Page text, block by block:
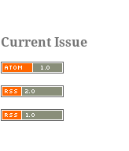
Current Issue